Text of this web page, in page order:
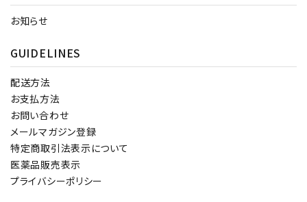
お知らせ
GUIDELINES
配送方法
お支払方法
お問い合わせ
メールマガジン登録
特定商取引法表示について
医薬品販売表示
プライバシーポリシー